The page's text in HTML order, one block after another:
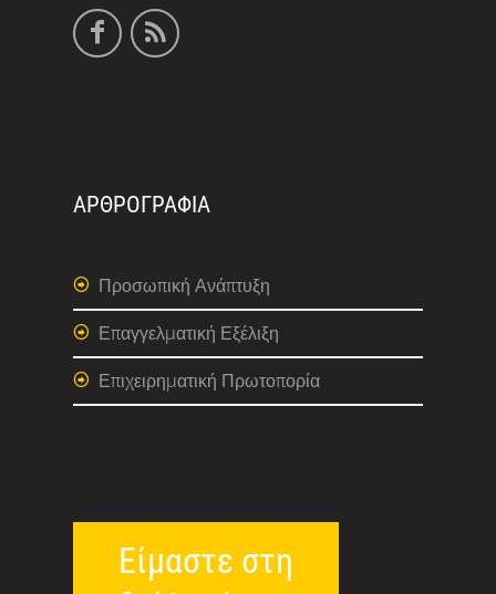
ΑΡΘΡΟΓΡΑΦΙΑ
Προσωπική Ανάπτυξη
Επαγγελματική Εξέλιξη
Επιχειρηματική Πρωτοπορία
Είμαστε στη